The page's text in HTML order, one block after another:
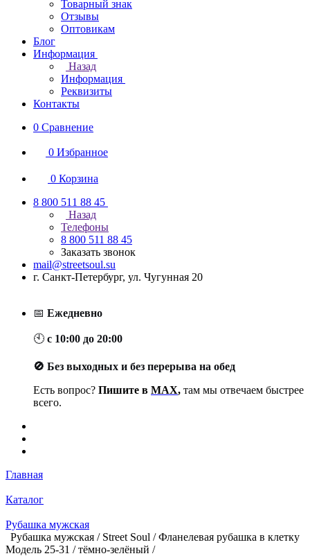
Товарный знак
Отзывы
Оптовикам
Блог
Информация
Назад
Информация
Реквизиты
Контакты
0 Сравнение
0 Избранное
0 Корзина
8 800 511 88 45
Назад
Телефоны
8 800 511 88 45
Заказать звонок
mail@streetsoul.su
г. Санкт-Петербург, ул. Чугунная 20
📅 Ежедневно
🕙 с 10:00 до 20:00
🚫 Без выходных и без перерыва на обед
Есть вопрос? Пишите в MAX, там мы отвечаем быстрее
всего.
Главная
Каталог
Рубашка мужская
Рубашка мужская / Street Soul / Фланелевая рубашка в клетку
Модель 25-31 / тёмно-зелёный /